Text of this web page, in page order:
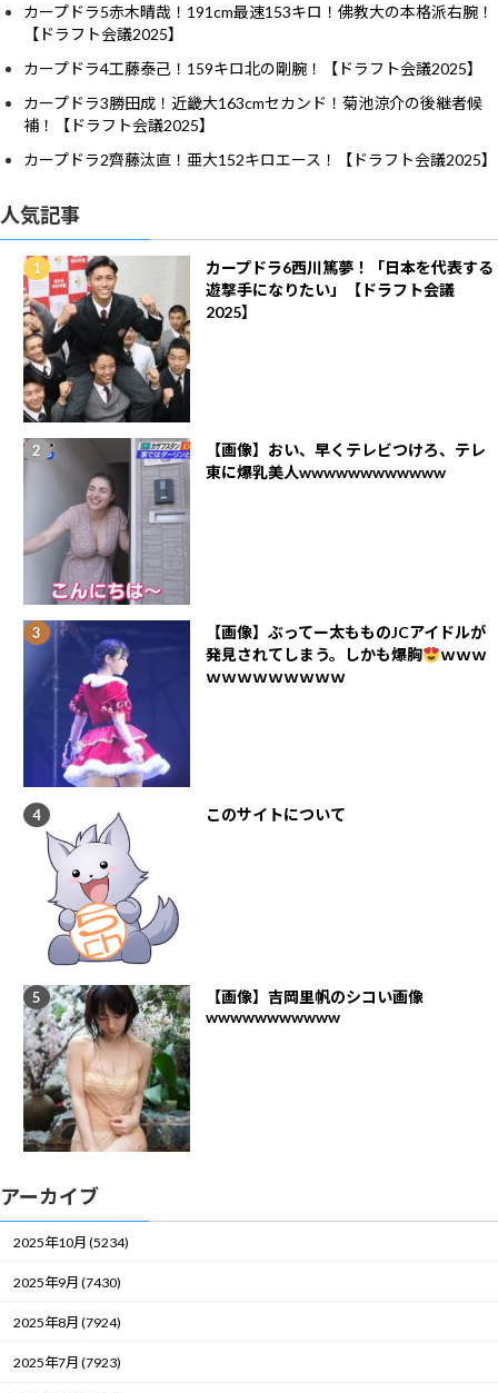
カープドラ5赤木晴哉！191cm最速153キロ！佛教大の本格派右腕！
【ドラフト会議2025】
カープドラ4工藤泰己！159キロ北の剛腕！【ドラフト会議2025】
カープドラ3勝田成！近畿大163cmセカンド！菊池涼介の後継者候
補！【ドラフト会議2025】
カープドラ2齊藤汰直！亜大152キロエース！【ドラフト会議2025】
人気記事
カープドラ6西川篤夢！「日本を代表する
遊撃手になりたい」【ドラフト会議
2025】
【画像】おい、早くテレビつけろ、テレ
東に爆乳美人wwwwwwwwwwww
【画像】ぶってー太もものJCアイドルが
発見されてしまう。しかも爆胸
ｗｗｗ
ｗｗｗｗｗｗｗｗｗ
このサイトについて
【画像】吉岡里帆のシコい画像
wwwwwwwwwww
アーカイブ
2025年10月 (5234)
2025年9月 (7430)
2025年8月 (7924)
2025年7月 (7923)